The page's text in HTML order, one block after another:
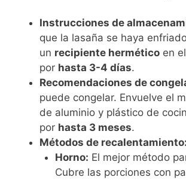
Instrucciones de
que la lasaña se haya
un recipiente hermético en
por hasta 3-4 días.
Recomendaciones de
puede congelar. Envuelve el
de aluminio y plástico de
por hasta 3 meses.
Métodos de recalentamiento:
Horno: El mejor método
Cubre las porciones con